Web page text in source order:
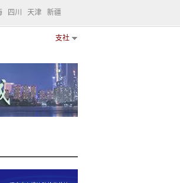
四川 天津 新疆
支社